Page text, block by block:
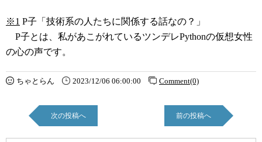
※1 P子「技術系の人たちに関係する話なの？」
P子とは、私があこがれているツンデレPythonの仮想女性
の心の声です。
ちゃとらん 2023/12/06 06:00:00 Comment(0)
次の投稿へ 前の投稿へ